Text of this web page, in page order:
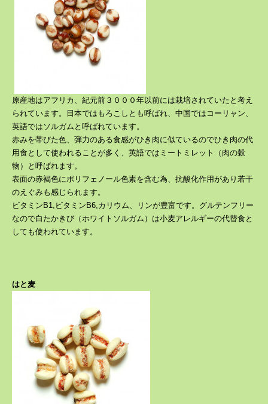
原産地はアフリカ、紀元前３０００年以前には栽培されていたと考え
られています。日本ではもろこしとも呼ばれ、中国ではコーリャン、
英語ではソルガムと呼ばれています。
赤みを帯びた色、弾力のある食感がひき肉に似ているのでひき肉の代
用食として使われることが多く、英語ではミートミレット（肉の穀
物）と呼ばれます。
表面の赤褐色にポリフェノール色素を含む為、抗酸化作用があり若干
のえぐみも感じられます。
ビタミンB1,ビタミンB6,カリウム、リンが豊富です。グルテンフリー
なので白たかきび（ホワイトソルガム）は小麦アレルギーの代替食と
しても使われています。
はと麦